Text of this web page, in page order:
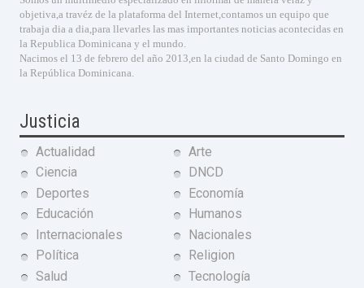
objetiva,a travéz de la plataforma del Internet,contamos un equipo que
trabaja dia a dia,para llevarles las mas importantes noticias acontecidas en
la Republica Dominicana y el mundo.
Nacimos el 13 de febrero del año 2013,en la ciudad de Santo Domingo en
la República Dominicana.
Justicia
Actualidad
Arte
Ciencia
DNCD
Deportes
Economía
Educación
Humanos
Internacionales
Nacionales
Política
Religion
Salud
Tecnología